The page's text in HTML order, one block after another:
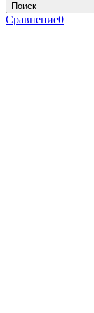
Поиск
Сравнение0